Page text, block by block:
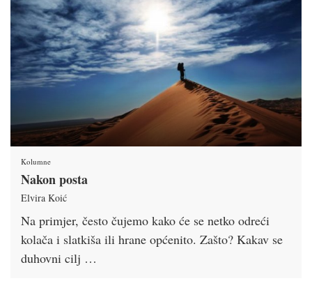
Kolumne
Nakon posta
Elvira Koić
Na primjer, često čujemo kako će se netko odreći
kolača i slatkiša ili hrane općenito. Zašto? Kakav se
duhovni cilj …